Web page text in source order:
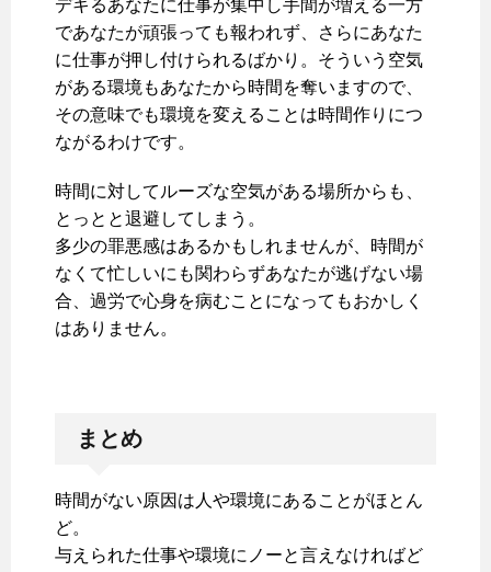
デキるあなたに仕事が集中し手間が増える一方
であなたが頑張っても報われず、さらにあなた
に仕事が押し付けられるばかり。そういう空気
がある環境もあなたから時間を奪いますので、
その意味でも環境を変えることは時間作りにつ
ながるわけです。
時間に対してルーズな空気がある場所からも、
とっとと退避してしまう。
多少の罪悪感はあるかもしれませんが、時間が
なくて忙しいにも関わらずあなたが逃げない場
合、過労で心身を病むことになってもおかしく
はありません。
まとめ
時間がない原因は人や環境にあることがほとん
ど。
与えられた仕事や環境にノーと言えなければど